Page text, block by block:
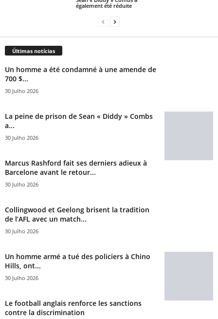
également été réduite
Últimas notícias
Un homme a été condamné à une amende de
700 $...
30 Julho 2026
La peine de prison de Sean « Diddy » Combs
a...
30 Julho 2026
Marcus Rashford fait ses derniers adieux à
Barcelone avant le retour...
30 Julho 2026
Collingwood et Geelong brisent la tradition
de l’AFL avec un match...
30 Julho 2026
Un homme armé a tué des policiers à Chino
Hills, ont...
30 Julho 2026
Le football anglais renforce les sanctions
contre la discrimination